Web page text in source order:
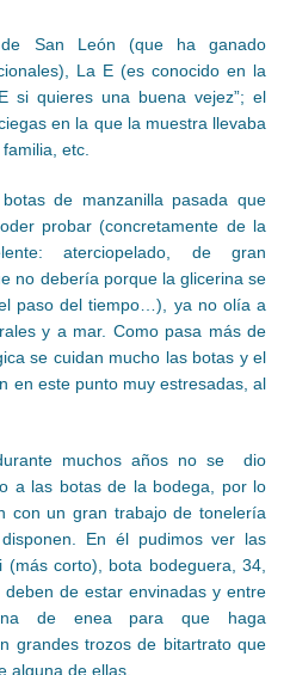
San León (que ha ganado
La E (es conocido en la
si quieres una buena vejez”; el
en la que la muestra llevaba
etc.
de manzanilla pasada que
probar (concretamente de la
aterciopelado, de gran
no debería porque la glicerina se
paso del tiempo…), ya no olía a
y a mar. Como pasa más de
se cuidan mucho las botas y el
en este punto muy estresadas, al
muchos años no se dio
a las botas de la bodega, por lo
con un gran trabajo de tonelería
En él pudimos ver las
(más corto), bota bodeguera, 34,
de estar envinadas y entre
de enea para que haga
grandes trozos de bitartrato que
alguna de ellas.